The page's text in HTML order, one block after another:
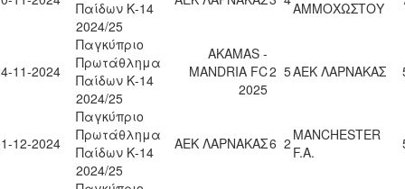
Παίδων Κ-14
2024/25
ΑΜΜΟΧΩΣΤΟΥ
11-2024
Παγκύπριο
Πρωτάθλημα
Παίδων Κ-14
2024/25
AKAMAS -
MANDRIA FC
2025
2 5ΑΕΚ ΛΑΡΝΑΚΑΣ
12-2024
Παγκύπριο
Πρωτάθλημα
Παίδων Κ-14
2024/25
ΑΕΚ ΛΑΡΝΑΚΑΣ6 2 MANCHESTER
F.A.